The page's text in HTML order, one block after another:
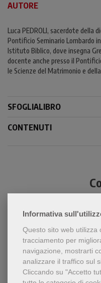
Informativa
Questo sito web utilizza
tracciamento per
navigazione, mostrarti
analizzare il traffico sul
Cliccando su "Accetto
AUTORE
Luca PEDROLI, sacerdote della
Pontificio Seminario Lombardo
Istituto Biblico, dove insegna
docente anche presso il
le Scienze del Matrimonio e
SFOGLIALIBRO
CONTENUTI